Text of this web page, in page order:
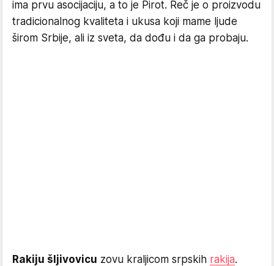
ima prvu asocijaciju, a to je Pirot. Reč je o proizvodu
tradicionalnog kvaliteta i ukusa koji mame ljude
širom Srbije, ali iz sveta, da dođu i da ga probaju.
Rakiju šljivovicu zovu kraljicom srpskih rakija.